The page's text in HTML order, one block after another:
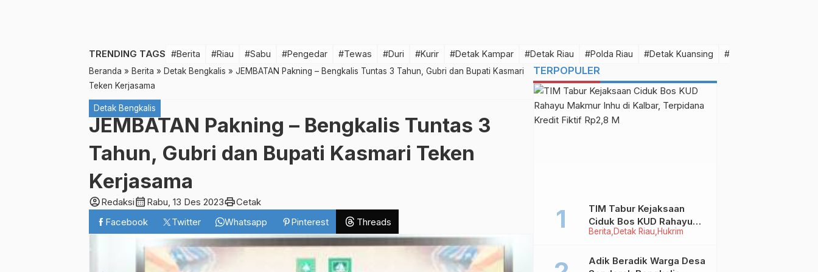
TRENDING TAGS #Berita #Riau #Sabu #Pengedar #Tewas #Duri #Kurir #Detak Kampar #Detak Riau #Polda Riau #Detak Kuansing #Detak Pelalawan
Beranda » Berita » Detak Bengkalis » JEMBATAN Pakning – Bengkalis Tuntas 3 Tahun, Gubri dan Bupati Kasmari
Teken Kerjasama
Detak Bengkalis
JEMBATAN Pakning – Bengkalis Tuntas 3
Tahun, Gubri dan Bupati Kasmari Teken
Kerjasama
account_circleRedaksicalendar_month Rabu, 13 Des 2023printCetak
Facebook
Twitter Whatsapp Pinterest Threads
TERPOPULER
Berita Detak Riau Hukrim
TIM Tabur Kejaksaan
Ciduk Bos KUD Rahayu
Makmur Inhu di Kalbar,
Rp2,8 M
Adik Beradik Warga Desa